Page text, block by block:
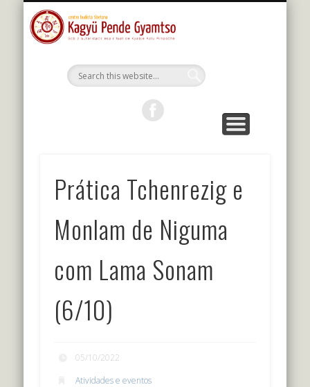
PORTUGUÊS
Prática Tchenrezig e
Monlam de Niguma
com Lama Sonam
(6/10)
05/10/2022
Atividades e eventos